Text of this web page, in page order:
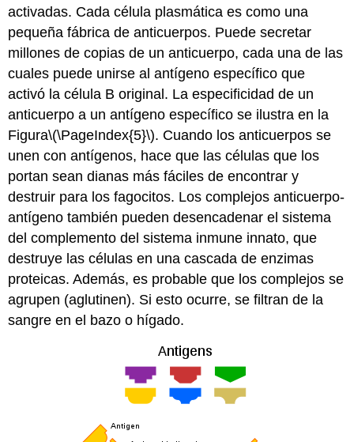
activadas. Cada célula plasmática es como una
pequeña fábrica de anticuerpos. Puede secretar
millones de copias de un anticuerpo, cada una de las
cuales puede unirse al antígeno específico que
activó la célula B original. La especificidad de un
anticuerpo a un antígeno específico se ilustra en la
Figura\(\PageIndex{5}\). Cuando los anticuerpos se
unen con antígenos, hace que las células que los
portan sean dianas más fáciles de encontrar y
destruir para los fagocitos. Los complejos anticuerpo-
antígeno también pueden desencadenar el sistema
del complemento del sistema inmune innato, que
destruye las células en una cascada de enzimas
proteicas. Además, es probable que los complejos se
agrupen (aglutinen). Si esto ocurre, se filtran de la
sangre en el bazo o hígado.